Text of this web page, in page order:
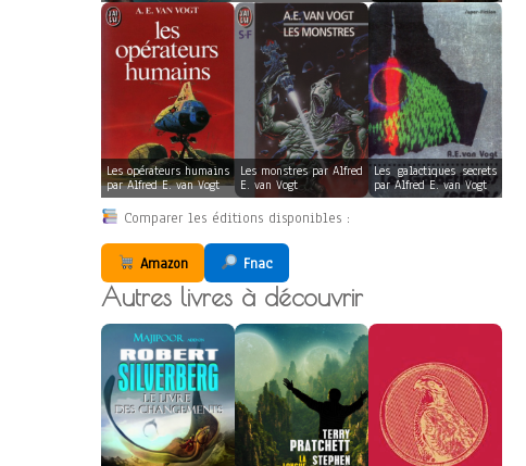
Les opérateurs humains
par Alfred E. van Vogt
Les monstres par Alfred
E. van Vogt
Les galactiques secrets
par Alfred E. van Vogt
Comparer les éditions disponibles :
Amazon Fnac
Autres livres à découvrir